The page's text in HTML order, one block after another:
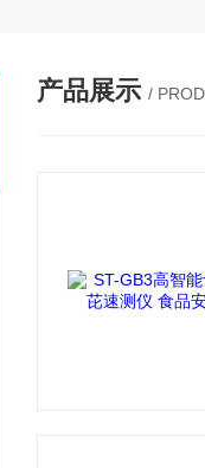
产品展示 /